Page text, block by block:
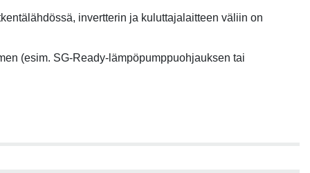
invertterin ja kuluttajalaitteen väliin on
(esim. SG-Ready-lämpöpumppuohjauksen tai